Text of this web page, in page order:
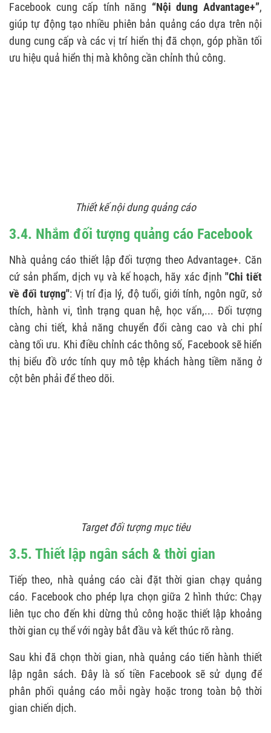
Facebook cung cấp tính năng “Nội dung Advantage+”,
giúp tự động tạo nhiều phiên bản quảng cáo dựa trên nội
dung cung cấp và các vị trí hiển thị đã chọn, góp phần tối
ưu hiệu quả hiển thị mà không cần chỉnh thủ công.
Thiết kế nội dung quảng cáo
3.4. Nhắm đối tượng quảng cáo Facebook
Nhà quảng cáo thiết lập đối tượng theo Advantage+. Căn
cứ sản phẩm, dịch vụ và kế hoạch, hãy xác định "Chi tiết
về đối tượng": Vị trí địa lý, độ tuổi, giới tính, ngôn ngữ, sở
thích, hành vi, tình trạng quan hệ, học vấn,... Đối tượng
càng chi tiết, khả năng chuyển đổi càng cao và chi phí
càng tối ưu. Khi điều chỉnh các thông số, Facebook sẽ hiển
thị biểu đồ ước tính quy mô tệp khách hàng tiềm năng ở
cột bên phải để theo dõi.
Target đối tượng mục tiêu
3.5. Thiết lập ngân sách & thời gian
Tiếp theo, nhà quảng cáo cài đặt thời gian chạy quảng
cáo. Facebook cho phép lựa chọn giữa 2 hình thức: Chạy
liên tục cho đến khi dừng thủ công hoặc thiết lập khoảng
thời gian cụ thể với ngày bắt đầu và kết thúc rõ ràng.
Sau khi đã chọn thời gian, nhà quảng cáo tiến hành thiết
lập ngân sách. Đây là số tiền Facebook sẽ sử dụng để
phân phối quảng cáo mỗi ngày hoặc trong toàn bộ thời
gian chiến dịch.